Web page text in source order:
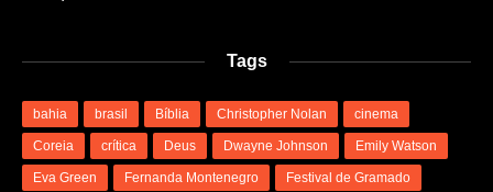
Tags
bahia brasil Bíblia Christopher Nolan cinema
Coreia crítica Deus Dwayne Johnson Emily Watson
Eva Green Fernanda Montenegro Festival de Gramado